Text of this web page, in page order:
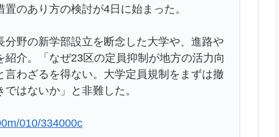
のあり方の検討が4日に始まった。
野の新学部設立を断念した大学や、進路や
介。「なぜ23区の定員抑制が地方の活力向
わざるを得ない。大学定員規制をまずは撤
はないか」と非難した。
010/334000c